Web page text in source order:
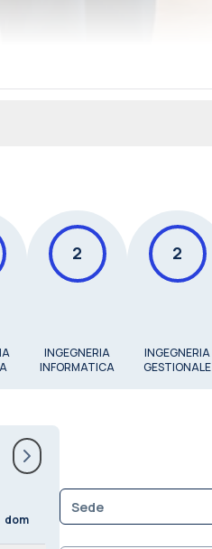
2
INGEGNERIA
INFORMATICA
2
INGEGNERIA
GESTIONALE
dom
Sede